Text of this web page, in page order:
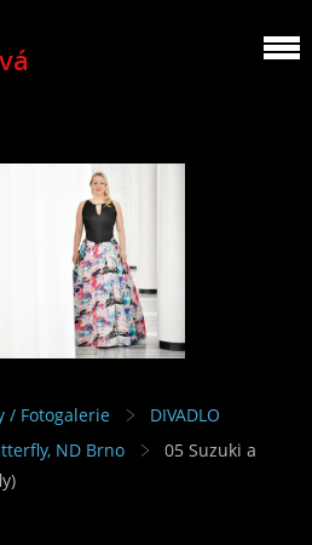
/ Fotogalerie
DIVADLO
ND Brno
05 Suzuki a